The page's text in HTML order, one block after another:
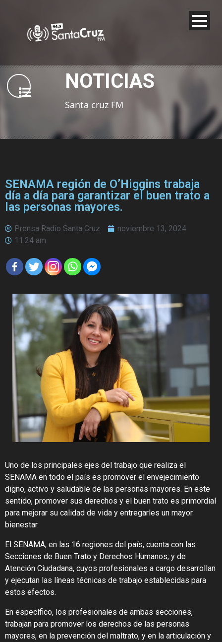
NOTICIAS
Santa cruz FM
SENAMA región de O’Higgins trabaja
día a día para garantizar el buen trato a
las personas mayores.
Prensa Radio Santa Cruz
noviembre 13, 2024
11:24 am
Uno de los principales ejes del trabajo que realiza el
SENAMA en todo el país es promover el envejecimiento
digno, activo y saludable de las personas mayores. En este
sentido, promover sus derechos y el buen trato es primordial
para mejorar su calidad de vida y entregarles un mayor
bienestar.
El SENAMA, en las 16 regiones del país, cuenta con las
Secciones de Buen Trato y Derechos Humanos; y de
Atención Ciudadana, cuyos profesionales a cargo desarrollan
y ejecutan las líneas técnicas de trabajo establecidas para
estos efectos.
En específico, los profesionales de ambas secciones,
trabajan para promover los derechos de las personas
mayores, en la prevención del maltrato, y en la articulación y